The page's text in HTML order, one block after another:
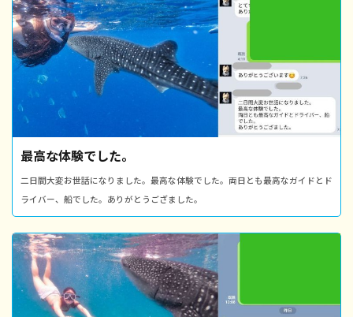
最高な体験でした。
二日間大変お世話になりました。最高な体験でした。両日とも最高なガイドとド
ライバー、船でした。ありがとうござました。